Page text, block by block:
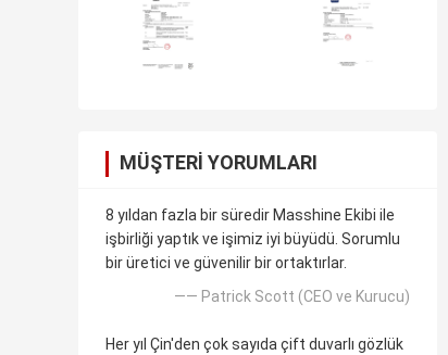
MÜŞTERI YORUMLARI
8 yıldan fazla bir süredir Masshine Ekibi ile
işbirliği yaptık ve işimiz iyi büyüdü. Sorumlu
bir üretici ve güvenilir bir ortaktırlar.
—— Patrick Scott (CEO ve Kurucu)
Her yıl Çin'den çok sayıda çift duvarlı gözlük